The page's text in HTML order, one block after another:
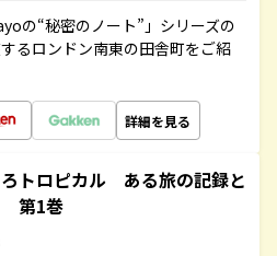
の“秘密のノート”」シリーズの
るロンドン南東の田舎町をご紹
詳細を見る
トロピカル ある旅の記録と
第1巻